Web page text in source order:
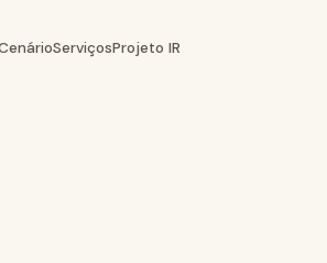
ServiçosProjeto IR